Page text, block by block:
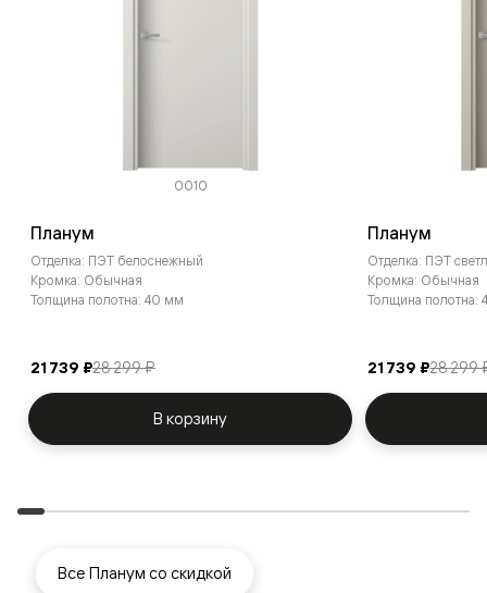
0010
Планум
Отделка: ПЭТ белоснежный
Кромка: Обычная
Толщина полотна: 40 мм
21 739 ₽28 299 ₽
В корзину
Планум
Отделка: ПЭТ
Кромка: Обычная
Толщина полотна:
21 739 ₽28 299
Все Планум со скидкой